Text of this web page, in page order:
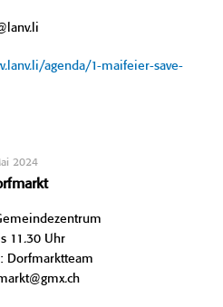
agenda/1-maifeier-save-
2024
11.30 Uhr
Dorfmarktteam